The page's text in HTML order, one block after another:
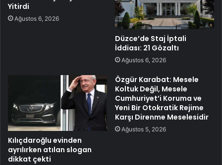
Yitirdi
Ağustos 6, 2026
Düzce’de Staj İptali
İddiası: 21 Gözaltı
Ağustos 6, 2026
Kılıçdaroğlu evinden
ayrılırken atılan slogan
dikkat çekti
Özgür Karabat: Mesele
Koltuk Değil, Mesele
Cumhuriyet’i Koruma ve
Yeni Bir Otokratik Rejime
Karşı Direnme Meselesidir
Ağustos 5, 2026